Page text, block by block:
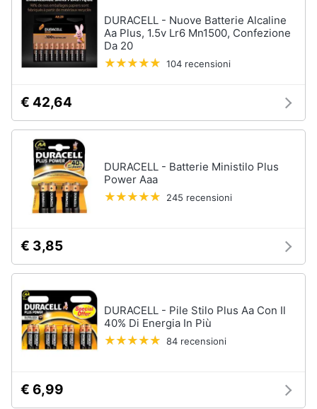
DURACELL - Nuove Batterie Alcaline
Aa Plus, 1.5v Lr6 Mn1500, Confezione
Da 20
104 recensioni
€ 42,64
DURACELL - Batterie Ministilo Plus
Power Aaa
245 recensioni
€ 3,85
DURACELL - Pile Stilo Plus Aa Con Il
40% Di Energia In Più
84 recensioni
€ 6,99